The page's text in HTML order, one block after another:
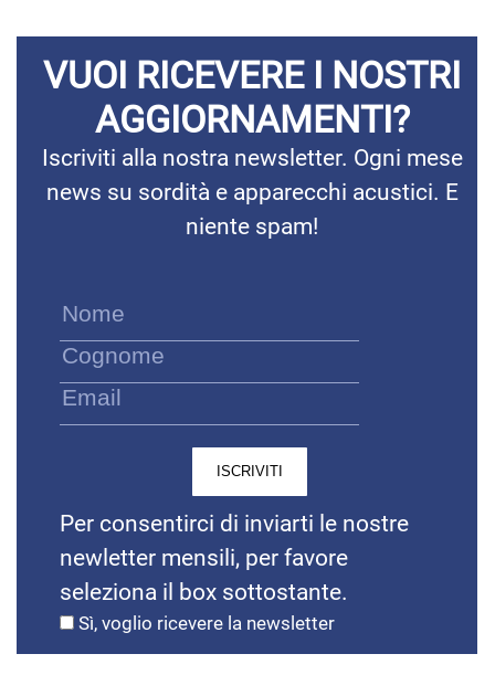
VUOI RICEVERE I NOSTRI
AGGIORNAMENTI?
Iscriviti alla nostra newsletter. Ogni mese
news su sordità e apparecchi acustici. E
niente spam!
Per consentirci di inviarti le nostre
newletter mensili, per favore
seleziona il box sottostante.
Sì, voglio ricevere la newsletter